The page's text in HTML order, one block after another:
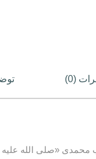
(0)
محمدی «صلی الله